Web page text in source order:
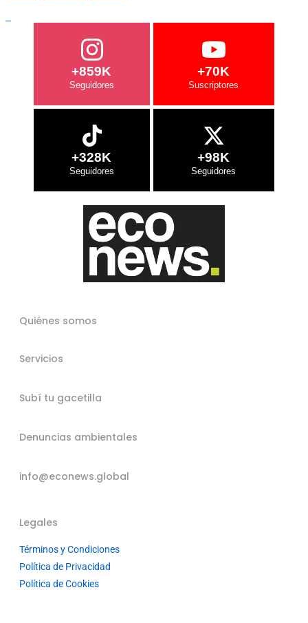
+859K +70K
+328K +98K
Quiénes somos
Servicios
Subí tu gacetilla
Denuncias ambientales
info@econews.global
Legales
Términos y Condiciones
Política de Privacidad
Política de Cookies